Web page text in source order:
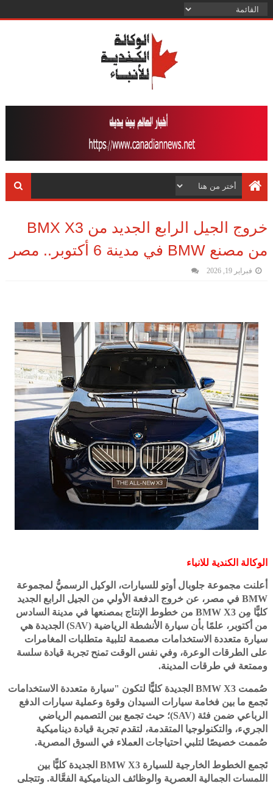
خروج الجيل الرابع الجديد من BMX X3
من مصنع BMW في مدينة 6 أكتوبر.. مصر
فبراير 19, 2026
الوكالة الكندية للانباء
أعلنت مجموعة جلوبال أوتو للسيارات، الوكيل الرسميُّ لمجموعة
BMW في مصر، عن خروج الدفعة الأولي من الجيل الرابع الجديد
كليًّا مِن BMW X3 من خطوط الإنتاج بمصنعها في مدينة السادس
من أكتوبر، علمًا بأن سيارة الأنشطة الرياضية (SAV) الجديدة هي
سيارة متعددة الاستخدامات مصممة لتلبية متطلبات المغامرات
على الطرقات الوعرة، وفي نفس الوقت تمنح تجربة قيادة سلسة
وممتعة في طرقات المدينة.
صُممت BMW X3 الجديدة كليًّا لتكون "سيارة متعددة الاستخدامات
تَجمع ما بين فخامة سيارات السيدان وقوة وعملية سيارات الدفع
الرباعي ضمن فئة (SAV)؛ حيث تجمع بين التصميم الرياضي
الجريء، والتكنولوجيا المتقدمة، لتقدم تجربة قيادة ديناميكية
صُممت خصيصًا لتلبي احتياجات العملاء في السوق المصرية.
تَجمع الخطوط الخارجية للسيارة BMW X3 الجديدة كليًّا بين
اللمسات الجمالية العصرية والوظائف الديناميكية الفعَّالة. وتتجلى